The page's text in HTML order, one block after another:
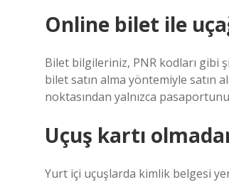
Online bilet ile
Bilet bilgileriniz, PNR kodları gibi
bilet satın alma yöntemiyle satın
noktasından yalnızca
Uçuş kartı
Yurt içi uçuşlarda kimlik belgesi